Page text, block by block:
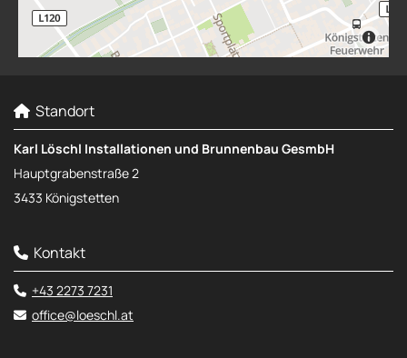
 Standort
Karl Löschl Installationen und Brunnenbau GesmbH
Hauptgrabenstraße 2
3433 Königstetten
 Kontakt
 +43 2273 7231
 office@loeschl.at